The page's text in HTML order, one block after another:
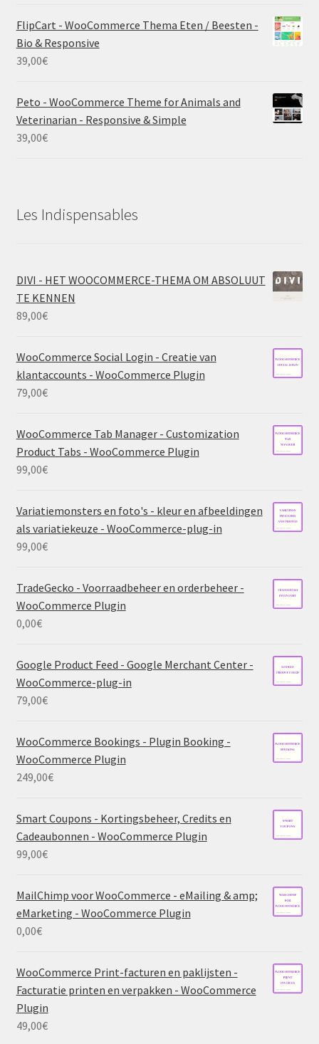
FlipCart - WooCommerce Thema Eten / Beesten -
Bio & Responsive
39,00€
Peto - WooCommerce Theme for Animals and
Veterinarian - Responsive & Simple
39,00€
Les Indispensables
DIVI - HET WOOCOMMERCE-THEMA OM ABSOLUUT
TE KENNEN
89,00€
WooCommerce Social Login - Creatie van
klantaccounts - WooCommerce Plugin
79,00€
WooCommerce Tab Manager - Customization
Product Tabs - WooCommerce Plugin
99,00€
Variatiemonsters en foto's - kleur en afbeeldingen
als variatiekeuze - WooCommerce-plug-in
99,00€
TradeGecko - Voorraadbeheer en orderbeheer -
WooCommerce Plugin
0,00€
Google Product Feed - Google Merchant Center -
WooCommerce-plug-in
79,00€
WooCommerce Bookings - Plugin Booking -
WooCommerce Plugin
249,00€
Smart Coupons - Kortingsbeheer, Credits en
Cadeaubonnen - WooCommerce Plugin
99,00€
MailChimp voor WooCommerce - eMailing & amp;
eMarketing - WooCommerce Plugin
0,00€
WooCommerce Print-facturen en paklijsten -
Facturatie printen en verpakken - WooCommerce
Plugin
49,00€